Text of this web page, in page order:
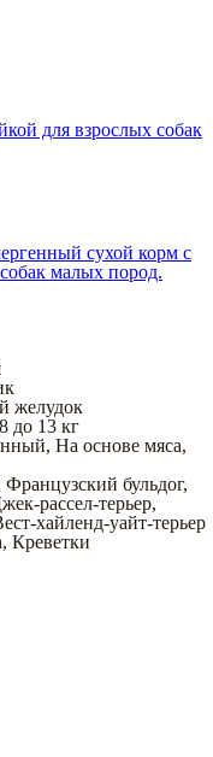
для взрослых собак
сухой корм с
малых пород.
желудок
до 13 кг
, На основе мяса,
Французский бульдог,
рассел-терьер,
хайленд-уайт-терьер
, Креветки